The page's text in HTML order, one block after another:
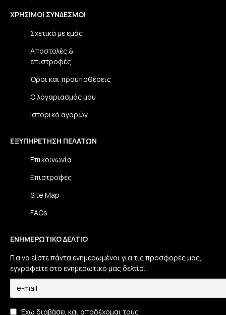
ΧΡΉΣΙΜΟΙ ΣΎΝΔΕΣΜΟΙ
Σχετικά με εμάς
Αποστολές &
επιστροφές
Όροι και προϋποθέσεις
Ο λογαριασμός μου
Ιστορικό αγορών
ΕΞΥΠΗΡΈΤΗΣΗ ΠΕΛΑΤΏΝ
Επικοινωνία
Επιστροφές
Site Map
FAQs
ΕΝΗΜΕΡΩΤΙΚΌ ΔΕΛΤΊΟ
Για να είστε πάντα ενημερωμένοι για τις προσφορές μας,
εγγραφείτε στο ενημερωτικό μας δελτίο.
Έχω διαβάσει και αποδέχομαι τους